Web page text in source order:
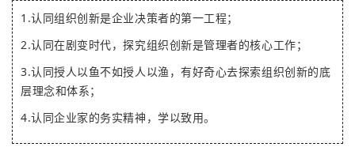
1.认同组织创新是企业决策者的第一工程；
2.认同在剧变时代，探究组织创新是管理者的核心工作；
3.认同授人以鱼不如授人以渔，有好奇心去探索组织创新的底
层理念和体系；
4.认同企业家的务实精神，学以致用。